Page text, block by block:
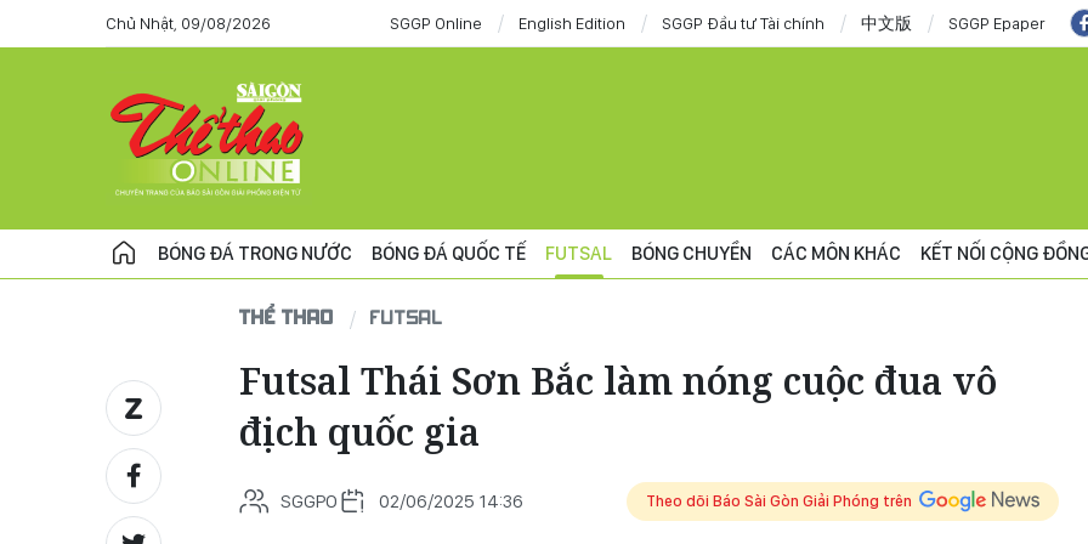
Chủ Nhật, 09/08/2026 SGGP Online English Edition SGGP Đầu tư Tài chính 中文版 SGGP Epaper
BÓNG ĐÁ TRONG NƯỚC BÓNG ĐÁ QUỐC TẾ FUTSAL BÓNG CHUYỀN CÁC MÔN KHÁC KẾT NỐI CỘNG
THỂ THAO FUTSAL
Futsal Thái Sơn Bắc làm nóng cuộc đua vô
địch quốc gia
SGGPO 02/06/2025 14:36 Theo dõi Báo Sài Gòn Giải Phóng trên